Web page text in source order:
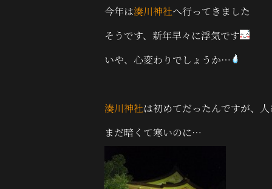
今年は湊川神社へ行ってきました
そうです、新年早々に浮気です
いや、心変わりでしょうか…
湊川神社は初めてだったんですが、
まだ暗くて寒いのに…